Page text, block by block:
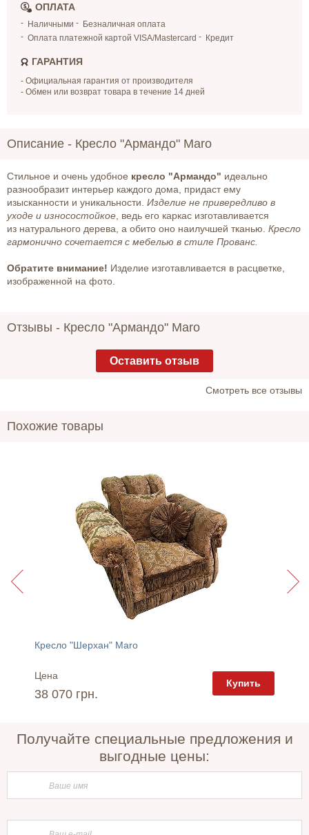
ОПЛАТА
Наличными
Безналичная оплата
Оплата платежной картой VISA/Mastercard
Кредит
ГАРАНТИЯ
- Официальная гарантия от производителя
- Обмен или возврат товара в течение 14 дней
Описание - Кресло "Армандо" Maro
Стильное и очень удобное кресло "Армандо" идеально
разнообразит интерьер каждого дома, придаст ему
изысканности и уникальности. Изделие не привередливо в
уходе и износостойкое, ведь его каркас изготавливается
из натурального дерева, а обито оно наилучшей тканью. Кресло
гармонично сочетается с мебелью в стиле Прованс.
Обратите внимание! Изделие изготавливается в расцветке,
изображенной на фото.
Отзывы - Кресло "Армандо" Maro
Оставить отзыв
Cмотреть все отзывы
Похожие товары
Кресло "Шерхан" Maro
Цена
38 070 грн.
Купить
Получайте специальные предложения и
выгодные цены: